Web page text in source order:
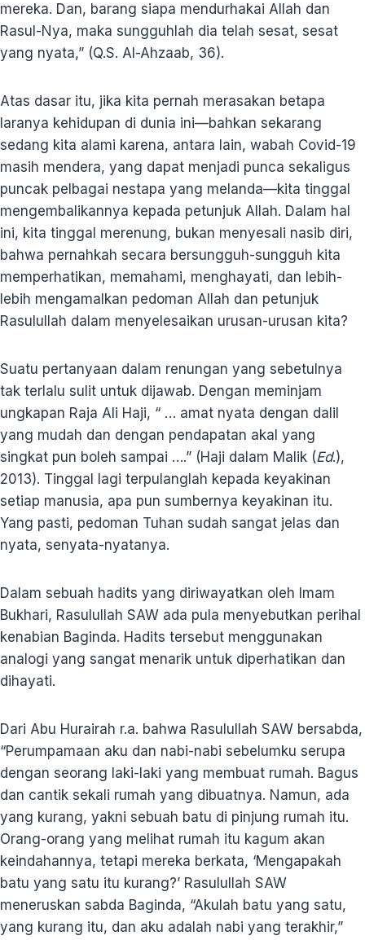
mereka. Dan, barang siapa mendurhakai Allah dan
Rasul-Nya, maka sungguhlah dia telah sesat, sesat
yang nyata,” (Q.S. Al-Ahzaab, 36).
Atas dasar itu, jika kita pernah merasakan betapa
laranya kehidupan di dunia ini—bahkan sekarang
sedang kita alami karena, antara lain, wabah Covid-19
masih mendera, yang dapat menjadi punca sekaligus
puncak pelbagai nestapa yang melanda—kita tinggal
mengembalikannya kepada petunjuk Allah. Dalam hal
ini, kita tinggal merenung, bukan menyesali nasib diri,
bahwa pernahkah secara bersungguh-sungguh kita
memperhatikan, memahami, menghayati, dan lebih-
lebih mengamalkan pedoman Allah dan petunjuk
Rasulullah dalam menyelesaikan urusan-urusan kita?
Suatu pertanyaan dalam renungan yang sebetulnya
tak terlalu sulit untuk dijawab. Dengan meminjam
ungkapan Raja Ali Haji, “ … amat nyata dengan dalil
yang mudah dan dengan pendapatan akal yang
singkat pun boleh sampai ….” (Haji dalam Malik (Ed.),
2013). Tinggal lagi terpulanglah kepada keyakinan
setiap manusia, apa pun sumbernya keyakinan itu.
Yang pasti, pedoman Tuhan sudah sangat jelas dan
nyata, senyata-nyatanya.
Dalam sebuah hadits yang diriwayatkan oleh Imam
Bukhari, Rasulullah SAW ada pula menyebutkan perihal
kenabian Baginda. Hadits tersebut menggunakan
analogi yang sangat menarik untuk diperhatikan dan
dihayati.
Dari Abu Hurairah r.a. bahwa Rasulullah SAW bersabda,
“Perumpamaan aku dan nabi-nabi sebelumku serupa
dengan seorang laki-laki yang membuat rumah. Bagus
dan cantik sekali rumah yang dibuatnya. Namun, ada
yang kurang, yakni sebuah batu di pinjung rumah itu.
Orang-orang yang melihat rumah itu kagum akan
keindahannya, tetapi mereka berkata, ‘Mengapakah
batu yang satu itu kurang?’ Rasulullah SAW
meneruskan sabda Baginda, “Akulah batu yang satu,
yang kurang itu, dan aku adalah nabi yang terakhir,”